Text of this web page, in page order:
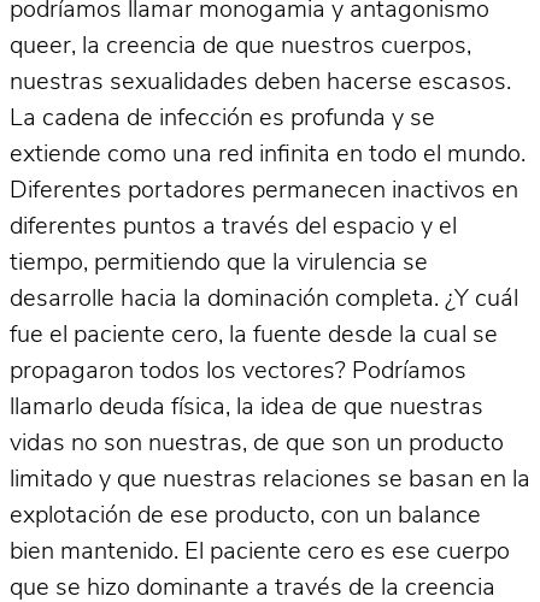
podríamos llamar monogamia y antagonismo
queer, la creencia de que nuestros cuerpos,
nuestras sexualidades deben hacerse escasos.
La cadena de infección es profunda y se
extiende como una red infinita en todo el mundo.
Diferentes portadores permanecen inactivos en
diferentes puntos a través del espacio y el
tiempo, permitiendo que la virulencia se
desarrolle hacia la dominación completa. ¿Y cuál
fue el paciente cero, la fuente desde la cual se
propagaron todos los vectores? Podríamos
llamarlo deuda física, la idea de que nuestras
vidas no son nuestras, de que son un producto
limitado y que nuestras relaciones se basan en la
explotación de ese producto, con un balance
bien mantenido. El paciente cero es ese cuerpo
que se hizo dominante a través de la creencia